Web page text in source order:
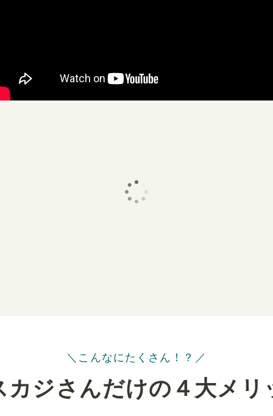
＼こんなにたくさん！？／
カジさんだけの４⼤メリ